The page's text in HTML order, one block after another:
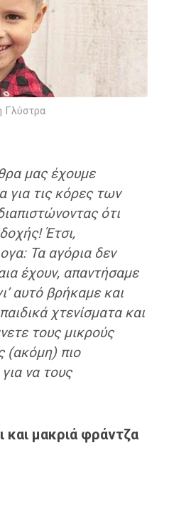
Γλύστρα
μας έχουμε
για τις κόρες των
ότι
Έτσι,
Τα αγόρια δεν
έχουν, απαντήσαμε
αυτό βρήκαμε και
χτενίσματα και
τους μικρούς
(ακόμη) πιο
να τους
και μακριά φράντζα